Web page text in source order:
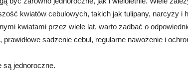
kwiatów cebulowych, takich jak tulipany, narcyzy i
kwiatami przez wiele lat, warto zadbać o
prawidłowe sadzenie cebul, regularne nawożenie i
są jednoroczne.